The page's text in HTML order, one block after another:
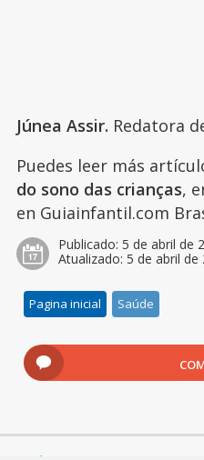
Júnea Assir. Redatora
Puedes leer más
do sono das crianças,
en Guiainfantil.com
Publicado: 5 de abril de
Atualizado: 5 de abril de
Pagina inicial Saúde